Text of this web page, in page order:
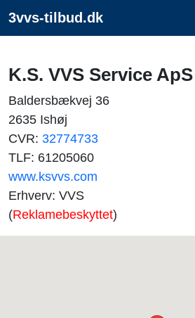
3vvs-tilbud.dk
K.S. VVS Service ApS
Baldersbækvej 36
2635 Ishøj
CVR: 32774733
TLF: 61205060
www.ksvvs.com
Erhverv: VVS
(Reklamebeskyttet)